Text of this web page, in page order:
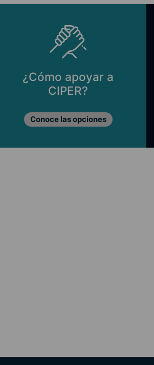
¿Cómo apoyar a
CIPER?
Conoce las opciones